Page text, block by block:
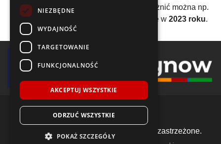
najnowszych aut spod znaku
wyróżnić można np.
Buick Envista
- produkcja rozpoczęła się w 2023 roku.
© 2018-2026 Voida.pl. Wszelkie prawa zastrzeżone.
NIEZBĘDNE
WYDAJNOŚĆ
TARGETOWANIE
FUNKCJONALNOŚĆ
AKCEPTUJ WSZYSTKIE
ODRZUĆ WSZYSTKIE
POKAŻ SZCZEGÓŁY